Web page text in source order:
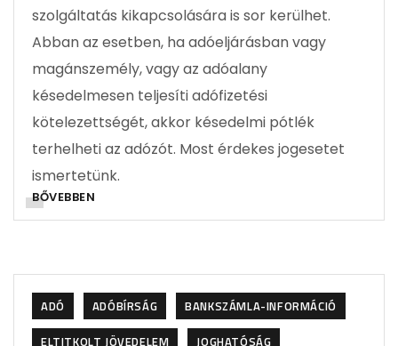
szolgáltatás kikapcsolására is sor kerülhet.
Abban az esetben, ha adóeljárásban vagy
magánszemély, vagy az adóalany
késedelmesen teljesíti adófizetési
kötelezettségét, akkor késedelmi pótlék
terhelheti az adózót. Most érdekes jogesetet
ismertetünk.
BŐVEBBEN
ADÓ ADÓBÍRSÁG
BANKSZÁMLA-INFORMÁCIÓ
ELTITKOLT JÖVEDELEM
JOGHATÓSÁG